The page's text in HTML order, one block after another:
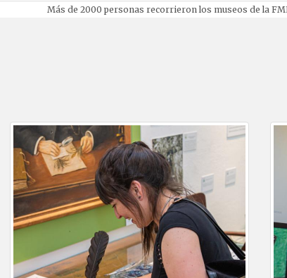
descripcionMás de 2000 personas recorrieron los museos de la